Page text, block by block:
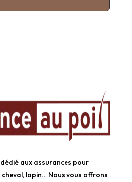
aux assurances pour
cheval, lapin… Nous vous offrons